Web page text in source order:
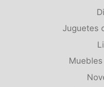
Juguetes